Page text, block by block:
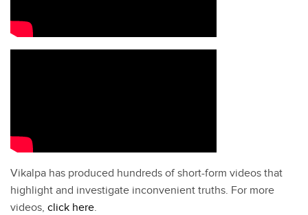
Vikalpa has produced hundreds of short-form videos that
highlight and investigate inconvenient truths. For more
videos, click here.